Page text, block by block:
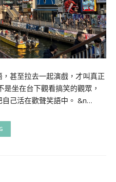
甚至拉去一起演戲，才叫真正
坐在台下觀看搞笑的觀眾，
己活在歡聲笑語中。 &n…